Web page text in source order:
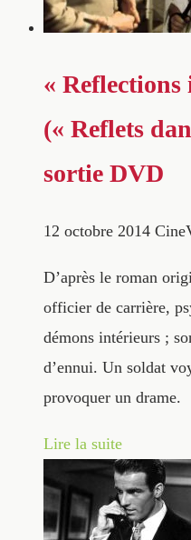
« Reflections
(« Reflets
sortie DVD
12 octobre 2014
D’après le roman
officier de carrière,
démons intérieurs ;
d’ennui. Un soldat
provoquer un drame.
Lire la suite